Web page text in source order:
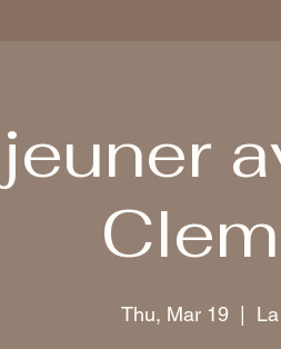
Thu, Mar 19